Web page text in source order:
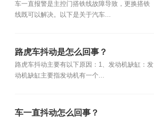
车一直报警是主控门搭铁线故障导致，更换搭铁
线既可以解决。以下是关于汽车...
路虎车抖动是怎么回事？
路虎车抖动主要有以下原因：1、发动机缺缸：发
动机缺缸主要指发动机有一个...
车一直抖动怎么回事？